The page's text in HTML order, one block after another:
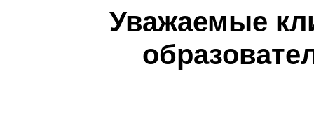
Уважаемые